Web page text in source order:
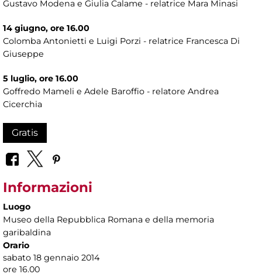
Gustavo Modena e Giulia Calame - relatrice Mara Minasi
14 giugno, ore 16.00
Colomba Antonietti e Luigi Porzi - relatrice Francesca Di
Giuseppe
5 luglio, ore 16.00
Goffredo Mameli e Adele Baroffio - relatore Andrea
Cicerchia
Gratis
Informazioni
Luogo
Museo della Repubblica Romana e della memoria
garibaldina
Orario
sabato 18 gennaio 2014
ore 16.00